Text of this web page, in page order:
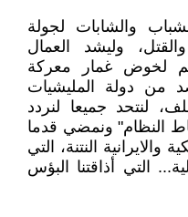
والشابات لجولة
وليشد العمال
لخوض غمار معركة
من دولة المليشيات
لنتحد جميعا لنردد
النظام" ونمضي قدما
النتنة، التي
التي أذاقتنا البؤس